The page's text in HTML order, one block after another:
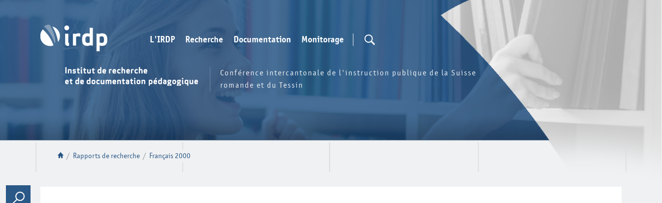
L'IRDP Recherche Documentation Monitorage
Conférence intercantonale de l'instruction publique de la Suisse
romande et du Tessin
/ Rapports de recherche / Français 2000